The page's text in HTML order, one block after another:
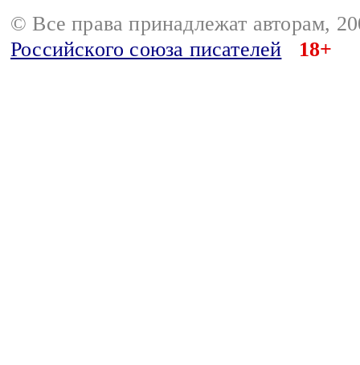
© Все права принадлежат авторам,
Российского союза писателей
18+